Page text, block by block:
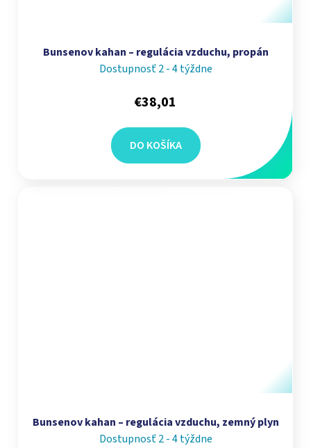
Bunsenov kahan – regulácia vzduchu, propán
Dostupnosť 2 - 4 týždne
€38,01
DO KOŠÍKA
Bunsenov kahan – regulácia vzduchu, zemný plyn
Dostupnosť 2 - 4 týždne